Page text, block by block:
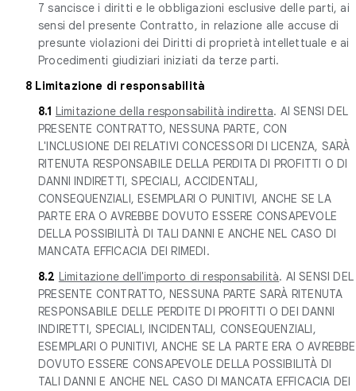
7 sancisce i diritti e le obbligazioni esclusive delle parti, ai
sensi del presente Contratto, in relazione alle accuse di
presunte violazioni dei Diritti di proprietà intellettuale e ai
Procedimenti giudiziari iniziati da terze parti.
8 Limitazione di responsabilità
8.1 Limitazione della responsabilità indiretta. AI SENSI DEL
PRESENTE CONTRATTO, NESSUNA PARTE, CON
L'INCLUSIONE DEI RELATIVI CONCESSORI DI LICENZA, SARÀ
RITENUTA RESPONSABILE DELLA PERDITA DI PROFITTI O DI
DANNI INDIRETTI, SPECIALI, ACCIDENTALI,
CONSEQUENZIALI, ESEMPLARI O PUNITIVI, ANCHE SE LA
PARTE ERA O AVREBBE DOVUTO ESSERE CONSAPEVOLE
DELLA POSSIBILITÀ DI TALI DANNI E ANCHE NEL CASO DI
MANCATA EFFICACIA DEI RIMEDI.
8.2 Limitazione dell'importo di responsabilità. AI SENSI DEL
PRESENTE CONTRATTO, NESSUNA PARTE SARÀ RITENUTA
RESPONSABILE DELLE PERDITE DI PROFITTI O DEI DANNI
INDIRETTI, SPECIALI, INCIDENTALI, CONSEQUENZIALI,
ESEMPLARI O PUNITIVI, ANCHE SE LA PARTE ERA O AVREBBE
DOVUTO ESSERE CONSAPEVOLE DELLA POSSIBILITÀ DI
TALI DANNI E ANCHE NEL CASO DI MANCATA EFFICACIA DEI